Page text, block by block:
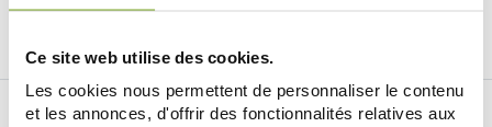
Ce site web utilise des cookies.
Les cookies nous permettent de personnaliser le contenu
et les annonces, d'offrir des fonctionnalités relatives aux